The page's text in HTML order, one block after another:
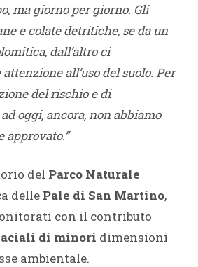
ma giorno per giorno. Gli
e colate detritiche, se da un
dall’altro ci
all’uso del suolo. Per
del rischio e di
oggi, ancora, non abbiamo
del Parco Naturale
delle Pale di San Martino,
con il contributo
di minori dimensioni
ambientale.